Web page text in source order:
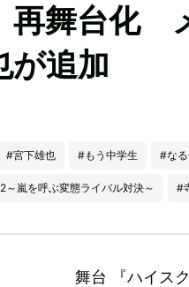
再舞台化
が追加
#宮下雄也 #もう中学生 #な
嵐を呼ぶ変態ライバル対決～ #
舞台 『ハイス